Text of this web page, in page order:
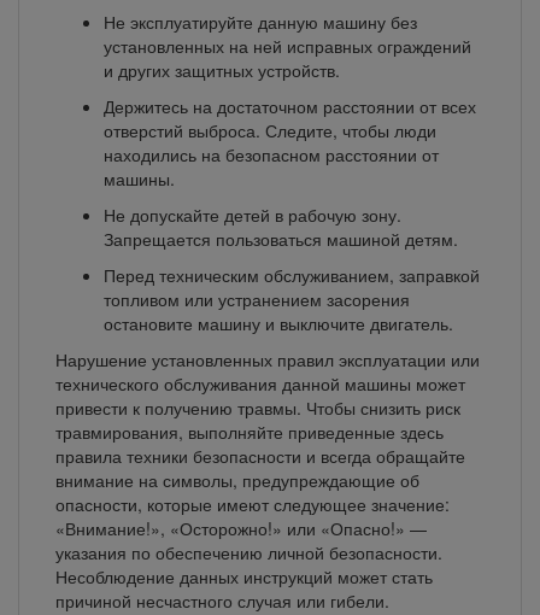
Не эксплуатируйте данную машину без
установленных на ней исправных ограждений
и других защитных устройств.
Держитесь на достаточном расстоянии от всех
отверстий выброса. Следите, чтобы люди
находились на безопасном расстоянии от
машины.
Не допускайте детей в рабочую зону.
Запрещается пользоваться машиной детям.
Перед техническим обслуживанием, заправкой
топливом или устранением засорения
остановите машину и выключите двигатель.
Нарушение установленных правил эксплуатации или
технического обслуживания данной машины может
привести к получению травмы. Чтобы снизить риск
травмирования, выполняйте приведенные здесь
правила техники безопасности и всегда обращайте
внимание на символы, предупреждающие об
опасности, которые имеют следующее значение:
«Внимание!», «Осторожно!» или «Опасно!» —
указания по обеспечению личной безопасности.
Несоблюдение данных инструкций может стать
причиной несчастного случая или гибели.